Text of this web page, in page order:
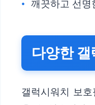
깨끗하고 선명
다양한
갤럭시워치 보